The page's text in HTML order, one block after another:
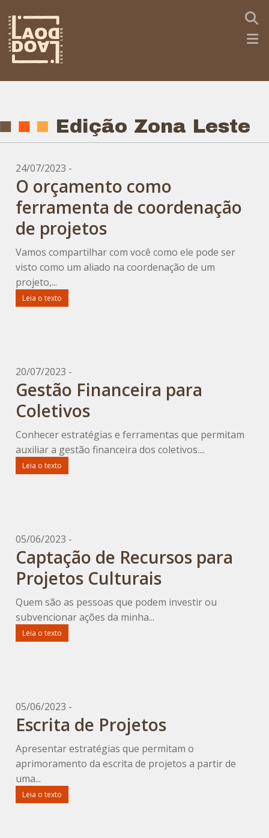
Edição Zona Leste
24/07/2023 -
O orçamento como
ferramenta de coordenação
de projetos
Vamos compartilhar com você como ele pode ser
visto como um aliado na coordenação de um
projeto,...
Leia o texto
20/07/2023 -
Gestão Financeira para
Coletivos
Conhecer estratégias e ferramentas que permitam
auxiliar a gestão financeira dos coletivos....
Leia o texto
05/06/2023 -
Captação de Recursos para
Projetos Culturais
Quem são as pessoas que podem investir ou
subvencionar ações da minha...
Leia o texto
05/06/2023 -
Escrita de Projetos
Apresentar estratégias que permitam o
aprimoramento da escrita de projetos a partir de
uma...
Leia o texto